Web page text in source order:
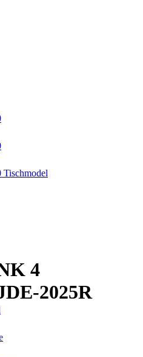
Tischmodel
4
2025R